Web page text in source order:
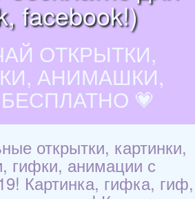
facebook!)
ОТКРЫТКИ,
АНИМАШКИ,
💗
открытки, картинки,
гифки, анимации с
Картинка, гифка, гиф,